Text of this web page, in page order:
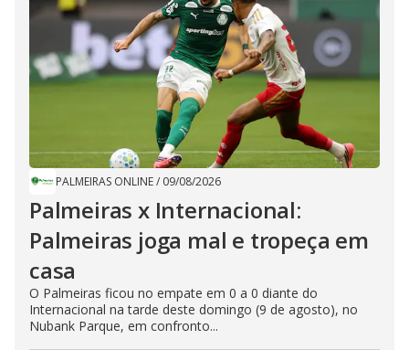
PALMEIRAS ONLINE/ 09/08/2026
Palmeiras x Internacional:
Palmeiras joga mal e tropeça em
casa
O Palmeiras ficou no empate em 0 a 0 diante do
Internacional na tarde deste domingo (9 de agosto), no
Nubank Parque, em confronto...